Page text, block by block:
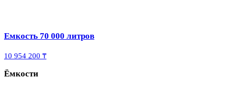
Емкость 70 000 литров
10 954 200 ₸
Ёмкости